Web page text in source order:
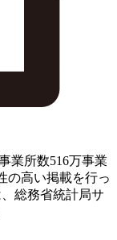
業所数516万事業
の高い掲載を行っ
総務省統計局サ